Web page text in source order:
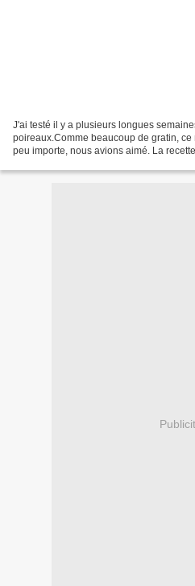
J'ai testé il y a plusieurs longues
poireaux.Comme beaucoup de gratin,
peu importe, nous avions aimé. La